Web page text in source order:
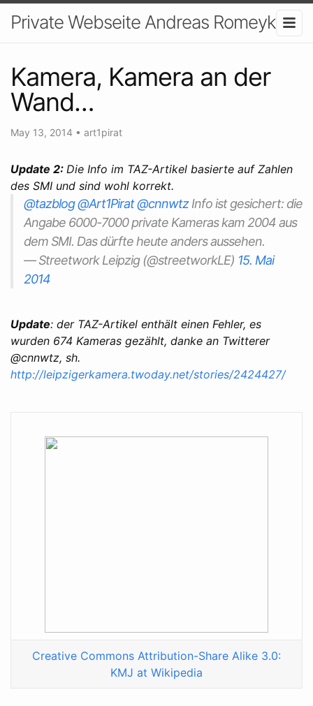
Private Webseite Andreas Romeyke
Kamera, Kamera an der
Wand…
May 13, 2014 • art1pirat
Update 2: Die Info im TAZ-Artikel basierte auf Zahlen
des SMI und sind wohl korrekt.
@tazblog@Art1Pirat@cnnwtzInfo ist gesichert: die
Angabe 6000-7000 private Kameras kam 2004 aus
dem SMI. Das dürfte heute anders aussehen.
— Streetwork Leipzig (@streetworkLE) 15. Mai
2014
Update: der TAZ-Artikel enthält einen Fehler, es
wurden 674 Kameras gezählt, danke an Twitterer
@cnnwtz, sh.
http://leipzigerkamera.twoday.net/stories/2424427/
Creative Commons Attribution-Share Alike 3.0:
KMJ at Wikipedia